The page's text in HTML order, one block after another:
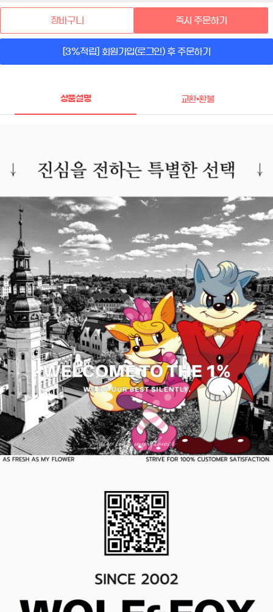
장바구니 즉시 주문하기
[3%적립] 회원가입(로그인) 후 주문하기
상품설명 교환•환불